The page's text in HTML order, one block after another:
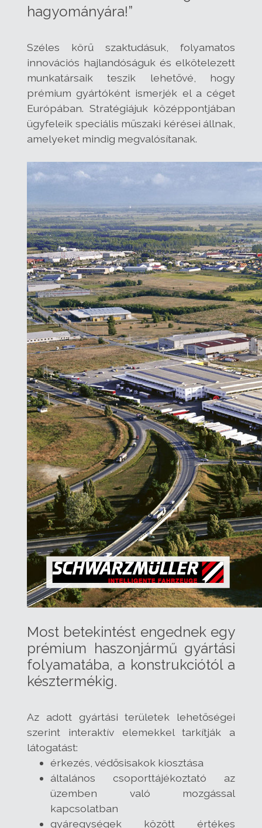
hagyományára!”
Széles körű szaktudásuk, folyamatos
innovációs hajlandóságuk és elkötelezett
munkatársaik teszik lehetővé, hogy
prémium gyártóként ismerjék el a céget
Európában. Stratégiájuk középpontjában
ügyfeleik speciális műszaki kérései állnak,
amelyeket mindig megvalósítanak.
Most betekintést engednek egy
prémium haszonjármű gyártási
folyamatába, a konstrukciótól a
késztermékig.
Az adott gyártási területek lehetőségei
szerint interaktív elemekkel tarkítják a
látogatást:
érkezés, védősisakok kiosztása
általános csoporttájékoztató az
üzemben való mozgással
kapcsolatban
gyáregységek között értékes